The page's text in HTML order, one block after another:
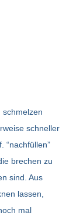
schmelzen
schneller
“nachfüllen”
brechen zu
sind. Aus
lassen,
mal